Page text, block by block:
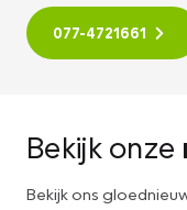
077-4721661
Bekijk onze
Bekijk ons